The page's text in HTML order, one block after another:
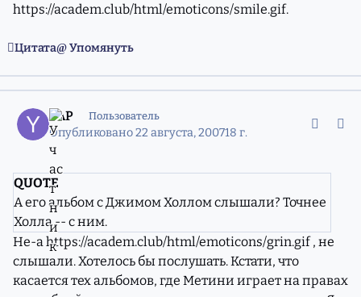
https://academ.club/html/emoticons/smile.gif.
Цитата Упомянуть
YAP Пользователь
Опубликовано22 августа, 200718 г.
QUOTE
А его альбом с Джимом Холлом слышали? Точнее
Холла -- с ним.
Не-аhttps://academ.club/html/emoticons/grin.gif, не
слышали. Хотелось бы послушать. Кстати, что
касается тех альбомов, где Метини играет на правах